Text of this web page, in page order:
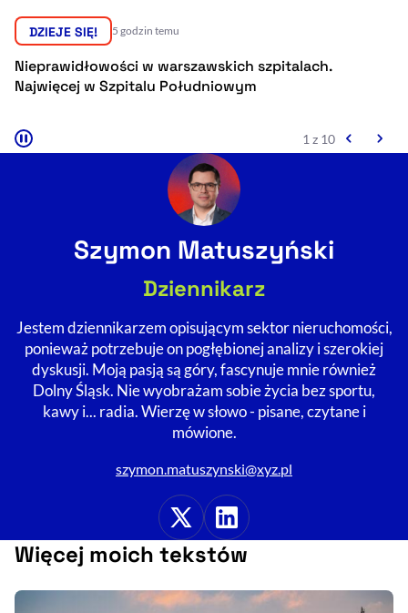
Ułatwienia dostępności wspierają:
, otwiera się w nowym
Deklaracja dostępności, otwiera się w nowym oknie
Zgłoś problem
, otwiera się w
DZIEJE SIĘ! 6 godzin temu
Rząd potwierdził wysokość płacy minimalnej
na 2027 rok
2 z 10
Szymon Matuszyński
Dziennikarz
Jestem dziennikarzem opisującym sektor nieruchomości,
ponieważ potrzebuje on pogłębionej analizy i szerokiej
dyskusji. Moją pasją są góry, fascynuje mnie również
Dolny Śląsk. Nie wyobrażam sobie życia bez sportu,
kawy i... radia. Wierzę w słowo - pisane, czytane i
mówione.
szymon.matuszynski@xyz.pl
X Linkedin
Więcej moich tekstów